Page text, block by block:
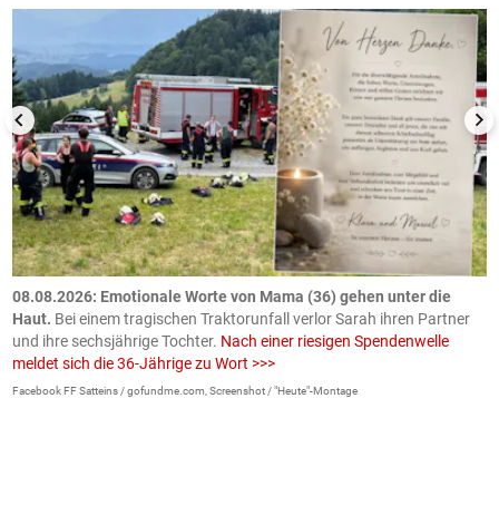
08.08.2026: Emotionale Worte von Mama (36) gehen unter die
Haut. Bei einem tragischen Traktorunfall verlor Sarah ihren Partner
und ihre sechsjährige Tochter. Nach einer riesigen Spendenwelle
meldet sich die 36-Jährige zu Wort >>>
Facebook FF Satteins / gofundme.com, Screenshot / "Heute"-Montage